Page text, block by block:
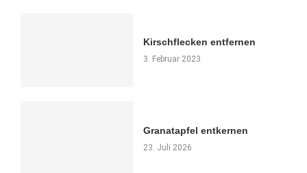
Kirschflecken entfernen
3. Februar 2023
Granatapfel entkernen
23. Juli 2026